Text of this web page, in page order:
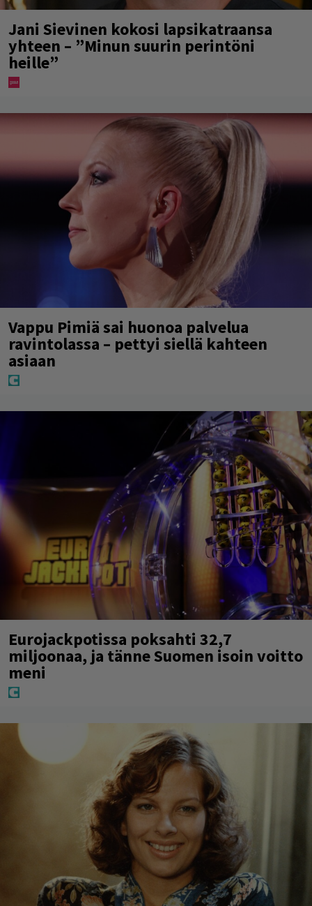
Jani Sievinen kokosi lapsikatraansa
yhteen – ”Minun suurin perintöni
heille”
Vappu Pimiä sai huonoa palvelua
ravintolassa – pettyi siellä kahteen
asiaan
Eurojackpotissa poksahti 32,7
miljoonaa, ja tänne Suomen isoin voitto
meni